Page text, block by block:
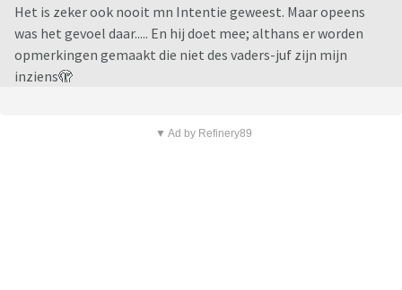
Het is zeker ook nooit mn Intentie geweest. Maar opeens
was het gevoel daar..... En hij doet mee; althans er worden
opmerkingen gemaakt die niet des vaders-juf zijn mijn
inziens🫣
▼ Ad by Refinery89